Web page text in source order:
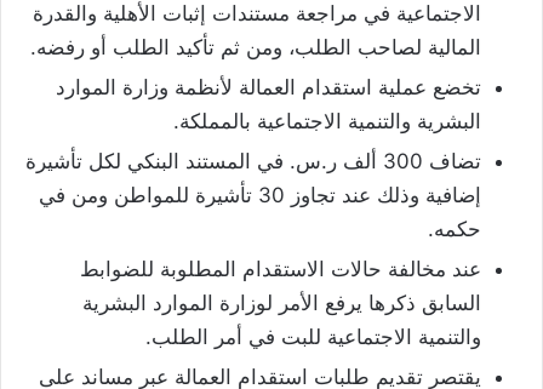
الاجتماعية في مراجعة مستندات إثبات الأهلية والقدرة
المالية لصاحب الطلب، ومن ثم تأكيد الطلب أو رفضه.
تخضع عملية استقدام العمالة لأنظمة وزارة الموارد
البشرية والتنمية الاجتماعية بالمملكة.
تضاف 300 ألف ر.س. في المستند البنكي لكل تأشيرة
إضافية وذلك عند تجاوز 30 تأشيرة للمواطن ومن في
حكمه.
عند مخالفة حالات الاستقدام المطلوبة للضوابط
السابق ذكرها يرفع الأمر لوزارة الموارد البشرية
والتنمية الاجتماعية للبت في أمر الطلب.
يقتصر تقديم طلبات استقدام العمالة عبر مساند على